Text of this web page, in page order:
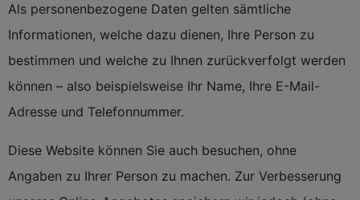
Als personenbezogene Daten gelten sämtliche
Informationen, welche dazu dienen, Ihre Person zu
bestimmen und welche zu Ihnen zurückverfolgt werden
können – also beispielsweise Ihr Name, Ihre E-Mail-
Adresse und Telefonnummer.
Diese Website können Sie auch besuchen, ohne
Angaben zu Ihrer Person zu machen. Zur Verbesserung